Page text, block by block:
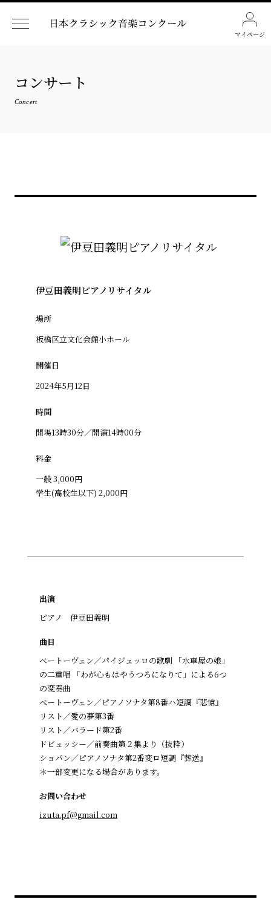
マイページ
コンサート
Concert
伊豆田義明ピアノリサイタル
場所
板橋区立文化会館小ホール
開催日
2024年5月12日
時間
開場13時30分／開演14時00分
料金
一般 3,000円
学生(高校生以下) 2,000円
出演
ピアノ 伊豆田義明
曲目
ベートーヴェン／パイジェッロの歌劇 「水車屋の娘」
の二重唱 「わが心もはやうつろになりて」による6つ
の変奏曲
ベートーヴェン／ピアノソナタ第8番ハ短調『悲愴』
リスト／愛の夢第3番
リスト／バラード第2番
ドビュッシー／前奏曲第２集より（抜粋）
ショパン／ピアノソナタ第2番変ロ短調『葬送』
＊一部変更になる場合があります。
お問い合わせ
izuta.pf@gmail.com